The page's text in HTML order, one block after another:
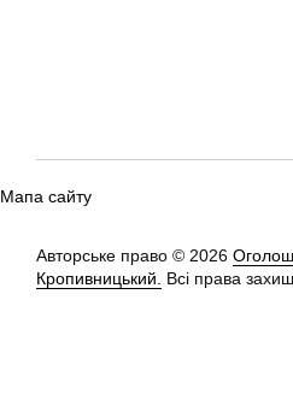
Мапа сайту
Авторське право © 2026
Кропивницький.
Всі права